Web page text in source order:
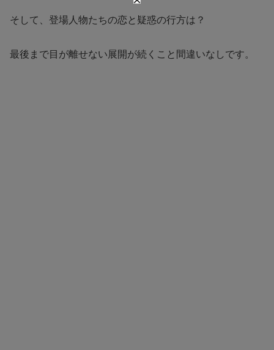
そして、登場人物たちの恋と疑惑の行方は？
最後まで目が離せない展開が続くこと間違いなしです。